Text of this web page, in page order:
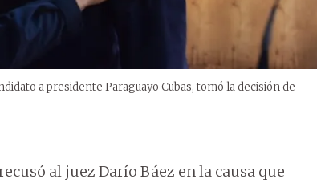
a presidente Paraguayo Cubas, tomó la decisión de
al juez Darío Báez en la causa que